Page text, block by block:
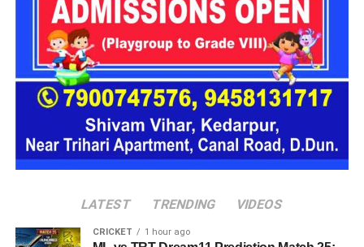
प्रस्तावित आलंबन गांव में कॉटेज और छोटे घर विकसित किए जाएंगे। यहां
एक परिवार की तर्ज पर लोगों को रखा जाएगा। योजना के मुताबिक, एक
यूनिट में करीब दो महिलाएं, चार बच्चे और एक किशोरी को शामिल किया
जाएगा। इस तरह उन्हें एक परिवार की तरह साथ रहने का अवसर मिलेगा।
हर यूनिट में अलग किचन जैसी सुविधाएं भी होंगी, ताकि वहां रहने वाली
महिलाओं और बच्चों को रोजमर्रा के जीवन में ज्यादा स्वतंत्रता और जिम्मेदारी
का अनुभव हो सके। प्रस्तावित परिसर में कुल 16 घर विकसित किए
जाएंगे, जिनमें करीब 88 लोगों के रहने की व्यवस्था होगी।
LATEST TRENDING VIDEOS
CRICKET 1 hour ago